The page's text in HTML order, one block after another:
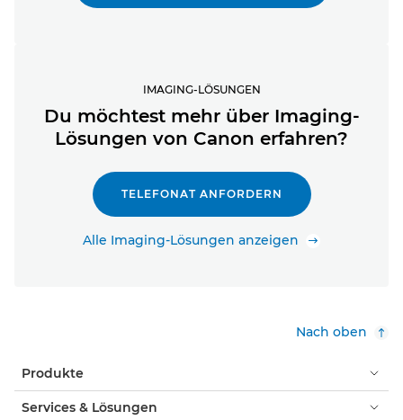
IMAGING-LÖSUNGEN
Du möchtest mehr über Imaging-
Lösungen von Canon erfahren?
TELEFONAT ANFORDERN
Alle Imaging-Lösungen anzeigen
Nach oben
Produkte
Services & Lösungen